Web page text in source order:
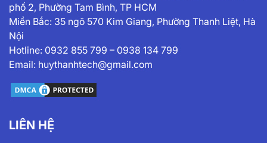
phố 2, Phường Tam Bình, TP HCM
Miền Bắc: 35 ngõ 570 Kim Giang, Phường Thanh Liệt, Hà
Nội
Hotline: 0932 855 799 – 0938 134 799
Email: huythanhtech@gmail.com
LIÊN HỆ